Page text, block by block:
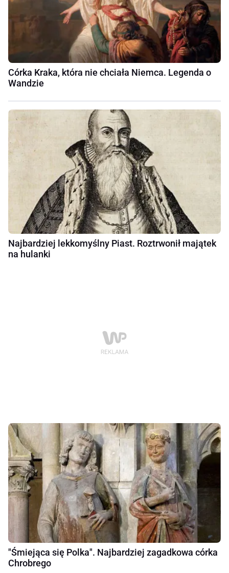
Córka Kraka, która nie chciała Niemca. Legenda o
Wandzie
Najbardziej lekkomyślny Piast. Roztrwonił majątek
na hulanki
"Śmiejąca się Polka". Najbardziej zagadkowa córka
Chrobrego